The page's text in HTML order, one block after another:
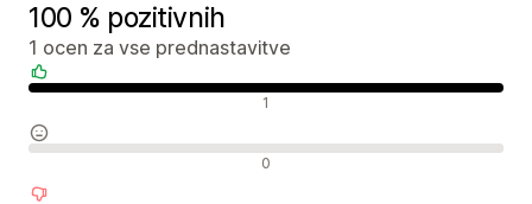
100 % pozitivnih
1 ocen za vse prednastavitve
1
0